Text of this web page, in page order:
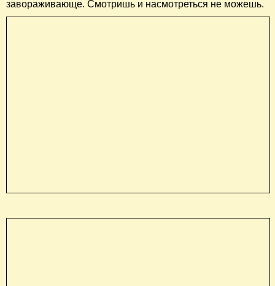
завораживающе. Смотришь и насмотреться не можешь.